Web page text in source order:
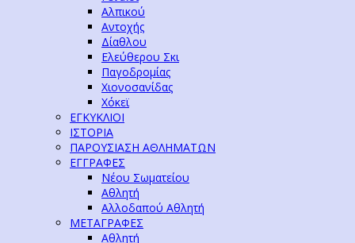
Αλπικού
Αντοχής
Δίαθλου
Ελεύθερου Σκι
Παγοδρομίας
Χιονοσανίδας
Χόκεϊ
ΕΓΚΥΚΛΙΟΙ
ΙΣΤΟΡΙΑ
ΠΑΡΟΥΣΙΑΣΗ ΑΘΛΗΜΑΤΩΝ
ΕΓΓΡΑΦΕΣ
Νέου Σωματείου
Αθλητή
Αλλοδαπού Αθλητή
ΜΕΤΑΓΡΑΦΕΣ
Αθλητή